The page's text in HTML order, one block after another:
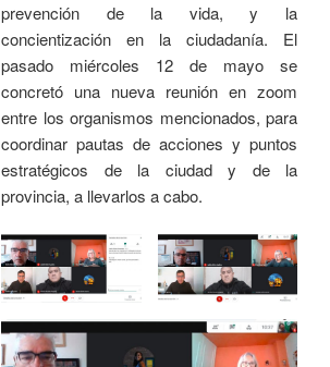
prevención de la vida, y la
concientización en la ciudadanía. El
pasado miércoles 12 de mayo se
concretó una nueva reunión en zoom
entre los organismos mencionados, para
coordinar pautas de acciones y puntos
estratégicos de la ciudad y de la
provincia, a llevarlos a cabo.